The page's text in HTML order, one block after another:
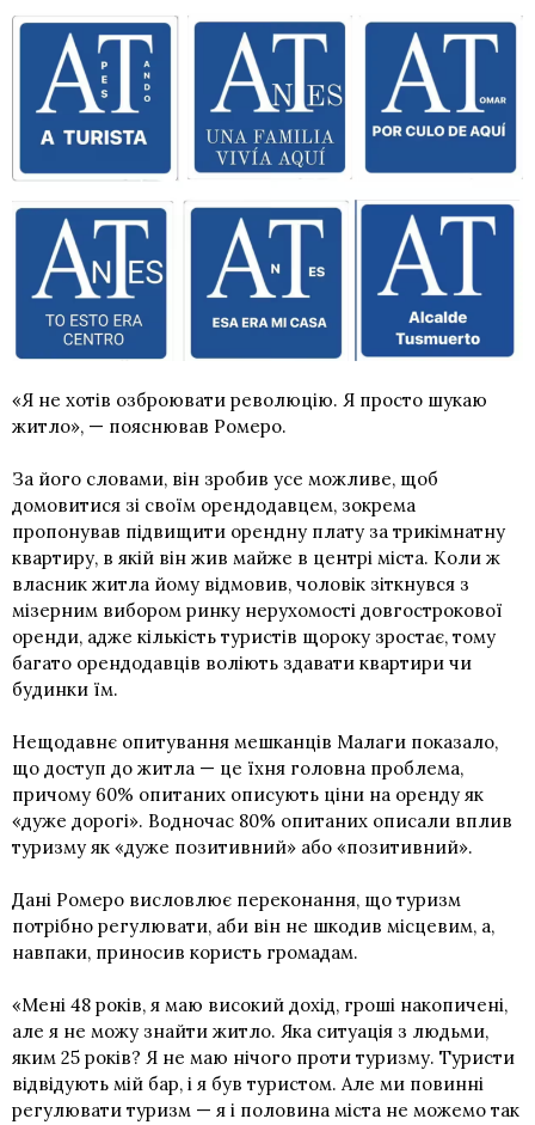
«Я не хотів озброювати революцію. Я просто шукаю
житло», — пояснював Ромеро.
За його словами, він зробив усе можливе, щоб
домовитися зі своїм орендодавцем, зокрема
пропонував підвищити орендну плату за трикімнатну
квартиру, в якій він жив майже в центрі міста. Коли ж
власник житла йому відмовив, чоловік зіткнувся з
мізерним вибором ринку нерухомості довгострокової
оренди, адже кількість туристів щороку зростає, тому
багато орендодавців воліють здавати квартири чи
будинки їм.
Нещодавнє опитування мешканців Малаги показало,
що доступ до житла — це їхня головна проблема,
причому 60% опитаних описують ціни на оренду як
«дуже дорогі». Водночас 80% опитаних описали вплив
туризму як «дуже позитивний» або «позитивний».
Дані Ромеро висловлює переконання, що туризм
потрібно регулювати, аби він не шкодив місцевим, а,
навпаки, приносив користь громадам.
«Мені 48 років, я маю високий дохід, гроші накопичені,
але я не можу знайти житло. Яка ситуація з людьми,
яким 25 років? Я не маю нічого проти туризму. Туристи
відвідують мій бар, і я був туристом. Але ми повинні
регулювати туризм — я і половина міста не можемо так